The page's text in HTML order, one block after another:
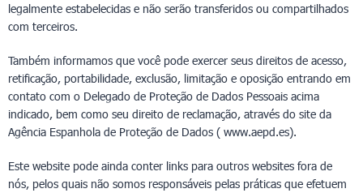
legalmente estabelecidas e não serão transferidos ou compartilhados
com terceiros.
Também informamos que você pode exercer seus direitos de acesso,
retificação, portabilidade, exclusão, limitação e oposição entrando em
contato com o Delegado de Proteção de Dados Pessoais acima
indicado, bem como seu direito de reclamação, através do site da
Agência Espanhola de Proteção de Dados ( www.aepd.es).
Este website pode ainda conter links para outros websites fora de
nós, pelos quais não somos responsáveis pelas práticas que efetuem